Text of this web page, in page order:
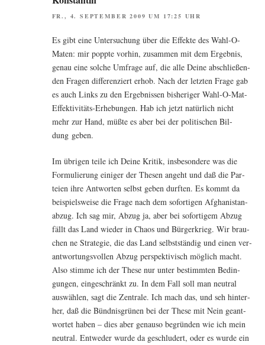
FR., 4. SEPTEMBER 2009 UM 17:25 UHR
Es gibt eine Unter­su­chung über die Effek­te des Wahl-O-
Maten: mir popp­te vor­hin, zusam­men mit dem Ergeb­nis,
genau eine sol­che Umfra­ge auf, die alle Dei­ne abschlie­ßen­
den Fra­gen dif­fe­ren­ziert erhob. Nach der letz­ten Fra­ge gab
es auch Links zu den Ergeb­nis­sen bis­he­ri­ger Wahl-O-Mat-
Effek­ti­vi­täts-Erhe­bun­gen. Hab ich jetzt natür­lich nicht
mehr zur Hand, müß­te es aber bei der poli­ti­schen Bil­
dung geben.
Im übri­gen tei­le ich Dei­ne Kri­tik, ins­be­son­de­re was die
For­mu­lie­rung eini­ger der The­sen angeht und daß die Par­
tei­en ihre Ant­wor­ten selbst geben durf­ten. Es kommt da
bei­spiels­wei­se die Fra­ge nach dem sofor­ti­gen Afgha­ni­st­an­
ab­zug. Ich sag mir, Abzug ja, aber bei sofor­ti­gem Abzug
fällt das Land wie­der in Cha­os und Bür­ger­krieg. Wir brau­
chen ne Stra­te­gie, die das Land selbst­stän­dig und einen ver­
ant­wor­tungs­vol­len Abzug per­spek­ti­visch mög­lich macht.
Also stim­me ich der The­se nur unter bestimm­ten Bedin­
gun­gen, ein­ge­schränkt zu. In dem Fall soll man neu­tral
aus­wäh­len, sagt die Zen­tra­le. Ich mach das, und seh hin­ter­
her, daß die Bünd­nis­grü­nen bei der The­se mit Nein geant­
wor­tet haben – dies aber genau­so begrün­den wie ich mein
neu­tral. Ent­we­der wur­de da geschlu­dert, oder es wur­de ein